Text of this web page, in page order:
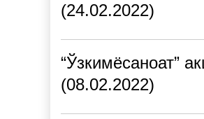
(24.02.2022)
“Ўзкимёсаноат”
(08.02.2022)